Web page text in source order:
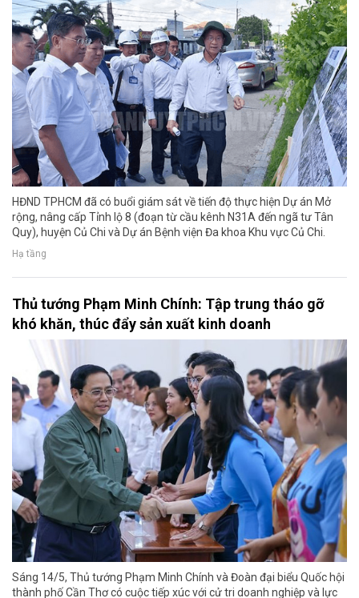
HĐND TPHCM đã có buổi giám sát về tiến độ thực hiện Dự án Mở
rộng, nâng cấp Tỉnh lộ 8 (đoạn từ cầu kênh N31A đến ngã tư Tân
Quy), huyện Củ Chi và Dự án Bệnh viện Đa khoa Khu vực Củ Chi.
Hạ tầng
Thủ tướng Phạm Minh Chính: Tập trung tháo gỡ
khó khăn, thúc đẩy sản xuất kinh doanh
Sáng 14/5, Thủ tướng Phạm Minh Chính và Đoàn đại biểu Quốc hội
thành phố Cần Thơ có cuộc tiếp xúc với cử tri doanh nghiệp và lực